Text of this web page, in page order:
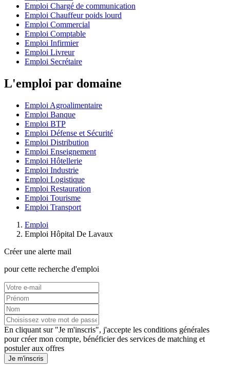
Emploi Chargé de communication
Emploi Chauffeur poids lourd
Emploi Commercial
Emploi Comptable
Emploi Infirmier
Emploi Livreur
Emploi Secrétaire
L'emploi par domaine
Emploi Agroalimentaire
Emploi Banque
Emploi BTP
Emploi Défense et Sécurité
Emploi Distribution
Emploi Enseignement
Emploi Hôtellerie
Emploi Industrie
Emploi Logistique
Emploi Restauration
Emploi Tourisme
Emploi Transport
Emploi
Emploi Hôpital De Lavaux
Créer une alerte mail
pour cette recherche d'emploi
En cliquant sur "Je m'inscris", j'accepte les conditions générales
pour créer mon compte, bénéficier des services de matching et
postuler aux offres
Je m'inscris